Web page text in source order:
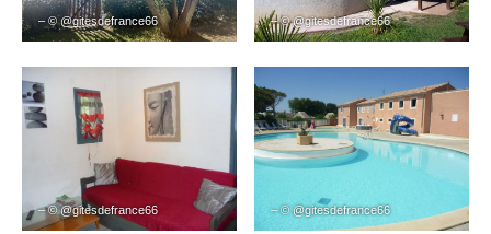
– © @gitesdefrance66 – © @gitesdefrance66
– © @gitesdefrance66 – © @gitesdefrance66